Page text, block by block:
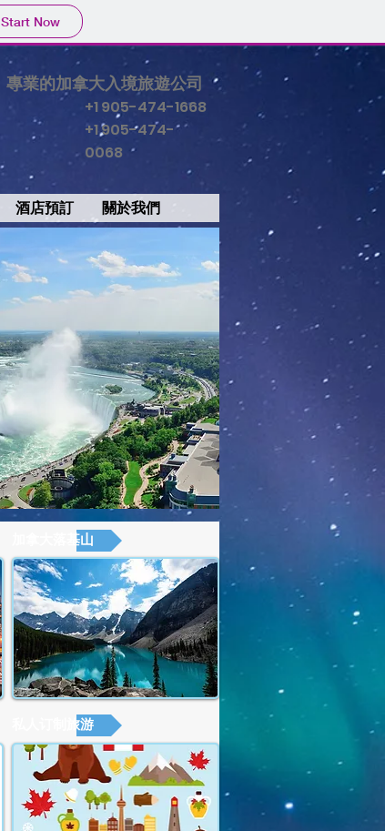
Start Now
專業的加拿大入境旅遊公司
+1 905-474-1668
+1 905-474-
0068
酒店預訂 關於我們
加拿大落基山
私人订制旅游